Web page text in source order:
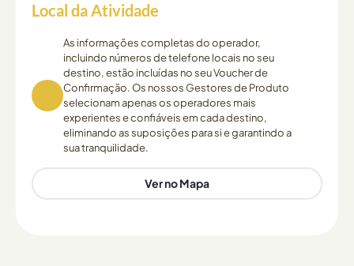
Local da Atividade
As informações completas do operador,
incluindo números de telefone locais no seu
destino, estão incluídas no seu Voucher de
Confirmação. Os nossos Gestores de Produto
selecionam apenas os operadores mais
experientes e confiáveis em cada destino,
eliminando as suposições para si e garantindo a
sua tranquilidade.
Ver no Mapa